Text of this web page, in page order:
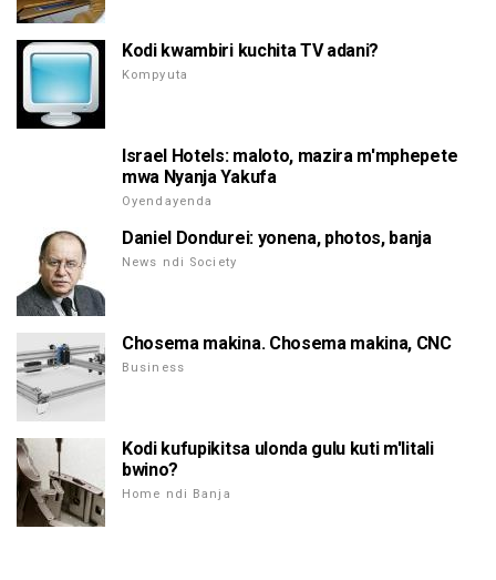
Kodi kwambiri kuchita TV adani?
Kompyuta
Israel Hotels: maloto, mazira m'mphepete
mwa Nyanja Yakufa
Oyendayenda
Daniel Dondurei: yonena, photos, banja
News ndi Society
Chosema makina. Chosema makina, CNC
Business
Kodi kufupikitsa ulonda gulu kuti m'litali
bwino?
Home ndi Banja